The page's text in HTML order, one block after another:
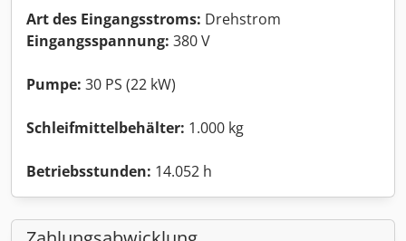
Art des Eingangsstroms: Drehstrom
Eingangsspannung: 380 V
Pumpe: 30 PS (22 kW)
Schleifmittelbehälter: 1.000 kg
Betriebsstunden: 14.052 h